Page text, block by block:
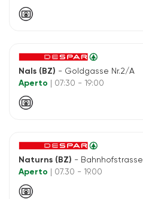
Nals (BZ) - Goldgasse Nr.2/A
Aperto
| 07:30 - 19:00
Naturns (BZ) -
Aperto
| 07.30 - 19.00